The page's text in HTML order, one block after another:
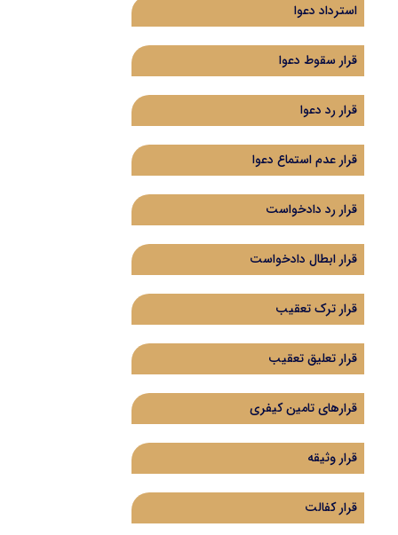
استرداد دعوا
قرار سقوط دعوا
قرار رد دعوا
قرار عدم استماع دعوا
قرار رد دادخواست
‌قرار ابطال دادخواست
قرار ترک تعقیب
قرار تعلیق تعقیب
قرارهای تامین کیفری
قرار وثیقه
قرار کفالت